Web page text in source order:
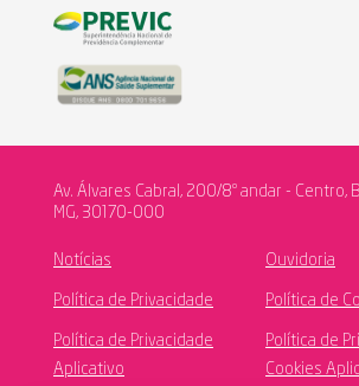
Av. Álvares Cabral, 200/8º andar - Centro,
MG, 30170-000
Notícias Ouvidoria
Política de Privacidade Política de
Política de Privacidade
Aplicativo
Política de
Cookies